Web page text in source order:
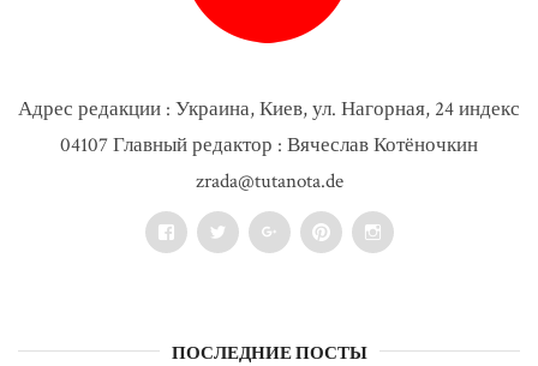
Адрес редакции : Украина, Киев, ул. Нагорная, 24 индекс
04107 Главный редактор : Вячеслав Котёночкин
zrada@tutanota.de
FacebookTwitter Google+PinterestInstagram
ПОСЛЕДНИЕ ПОСТЫ